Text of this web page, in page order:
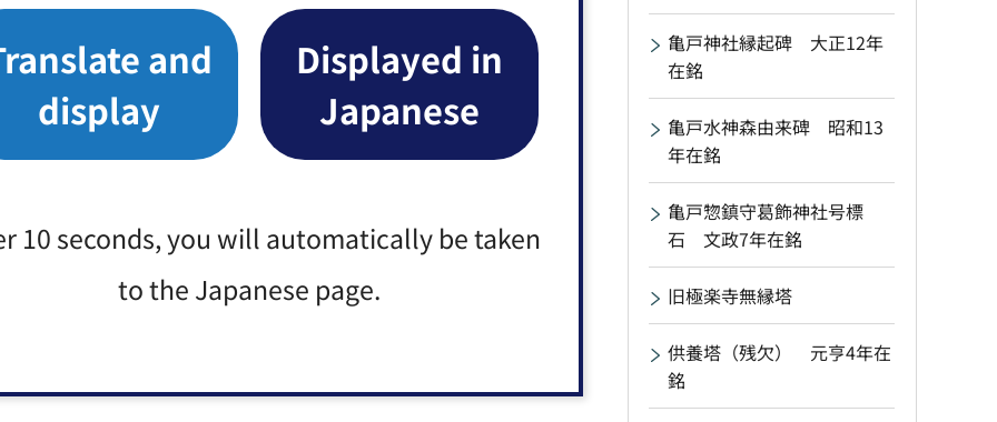
and
display
Displayed in
Japanese
10 seconds, you will automatically be taken
to the Japanese page.
亀戸神社縁起碑 大正12年
在銘
亀戸水神森由来碑 昭和13
年在銘
亀戸惣鎮守葛飾神社号標
石 文政7年在銘
旧極楽寺無縁塔
供養塔（残欠） 元亨4年在
銘